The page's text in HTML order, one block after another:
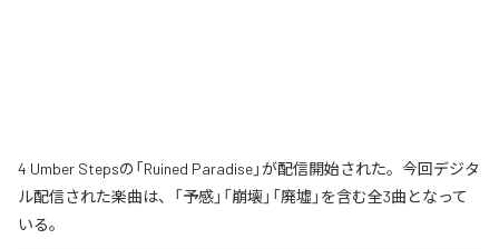
4 Umber Stepsの「Ruined Paradise」が配信開始された。今回デジタ
ル配信された楽曲は、「予感」「崩壊」「廃墟」を含む全3曲となって
いる。